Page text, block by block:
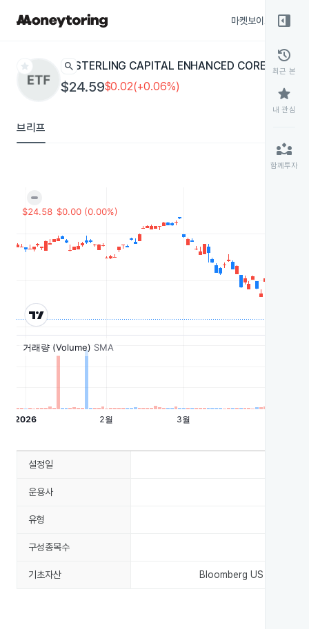
마켓보이스
star search STERLING CAPITAL ENHANCED CORE BOND
$24.59$0.02(+0.06%)
브리프
right_panel_open
history
최근 본
star
내 관심
partner_exchange
함께투자